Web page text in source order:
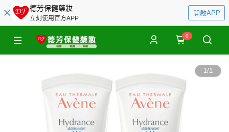
德芳保健藥妝
立刻使用官方APP
開啟APP
0
1/1